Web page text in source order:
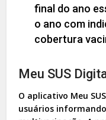
final do ano
o ano com
cobertura
Meu SUS
O aplicativo Meu
usuários